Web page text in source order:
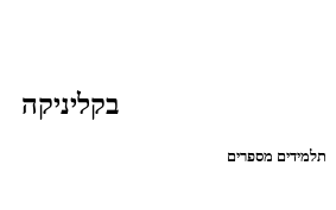
בקליניקה
תלמידים מספרים